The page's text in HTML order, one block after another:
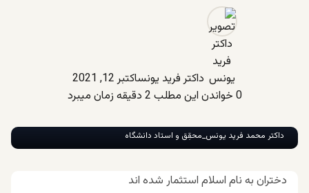
داکتر فرید یونساکتبر 12, 2021
0 خواندن این مطلب 2 دقیقه زمان میبرد
داکتر محمد فرید یونس_محقِق و استاد دانشگاه
دختران به نام اسلام استثمار شده اند